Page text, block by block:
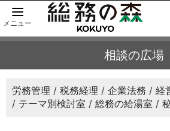
メニュー
相談の広場
労務管理 税務経理 企業法務
経
テーマ別検討室
総務の給湯室